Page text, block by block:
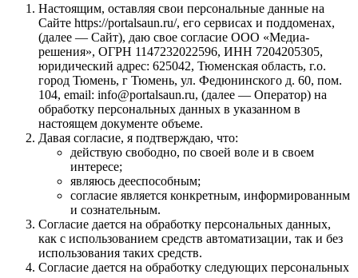
Настоящим, оставляя свои персональные данные на
Сайте https://portalsaun.ru/, его сервисах и поддоменах,
(далее — Сайт), даю свое согласие ООО «Медиа-
решения», ОГРН 1147232022596, ИНН 7204205305,
юридический адрес: 625042, Тюменская область, г.о.
город Тюмень, г Тюмень, ул. Федюнинского д. 60, пом.
104, email: info@portalsaun.ru, (далее — Оператор) на
обработку персональных данных в указанном в
настоящем документе объеме.
Давая согласие, я подтверждаю, что:
действую свободно, по своей воле и в своем
интересе;
являюсь дееспособным;
согласие является конкретным, информированным
и сознательным.
Согласие дается на обработку персональных данных,
как с использованием средств автоматизации, так и без
использования таких средств.
Согласие дается на обработку следующих персональных